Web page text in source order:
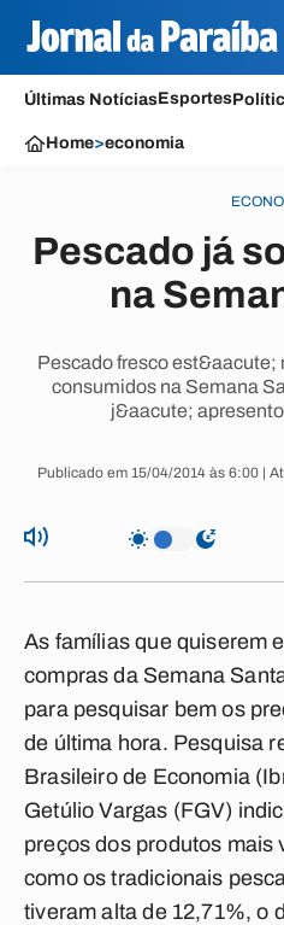
Últimas NotíciasEsportes
Home>economia
Pescado já
na
Pescado fresco
consumidos na Semana
j&aacute;
Publicado em 15/04/2014 às 6:00 |
As famílias que quiserem
compras da Semana
para pesquisar bem os
de última hora. Pesquisa
Brasileiro de Economia
Getúlio Vargas (FGV)
preços dos produtos mais
como os tradicionais
tiveram alta de 12,71%, o